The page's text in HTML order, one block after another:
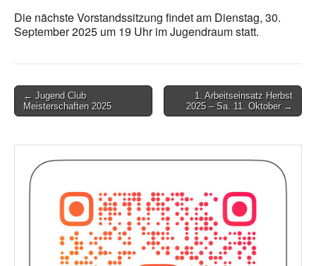
Die nächste Vorstandssitzung findet am Dienstag, 30.
September 2025 um 19 Uhr im Jugendraum statt.
Post
navigation
← Jugend Club
Meisterschaften 2025
1. Arbeitseinsatz Herbst
2025 – Sa. 11. Oktober →